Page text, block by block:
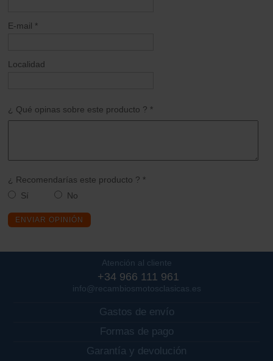
E-mail *
Localidad
¿ Qué opinas sobre este producto ? *
¿ Recomendarías este producto ? *
Sí
No
ENVIAR OPINIÓN
Atención al cliente
+34 966 111 961
info@recambiosmotosclasicas.es
Gastos de envío
Formas de pago
Garantía y devolución